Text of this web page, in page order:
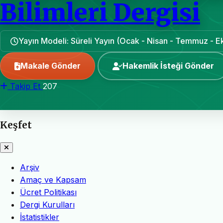
Bilimleri Dergisi
Yayın Modeli: Süreli Yayın (Ocak - Nisan - Temmuz -
Makale Gönder Hakemlik İsteği Gönder
Takip Et 207
Keşfet
Arşiv
Amaç ve Kapsam
Ücret Politikası
Dergi Kurulları
İstatistikler